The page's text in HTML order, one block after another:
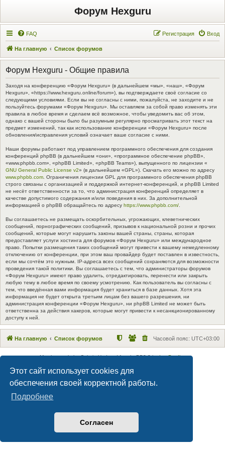
Этот сайт использует cookies для
обеспечения своей корректной работы.
Подробнее
Согласен
Форум Hexguru
FAQ Вход
Регистрация
На главную Список форумов
Форум Hexguru - Общие правила
Заходя на конференцию «Форум Hexguru» (в дальнейшем «мы», «наш», «Форум
Hexguru», «https://www.hexguru.online/forum»), вы подтверждаете своё согласие со
следующими условиями. Если вы не согласны с ними, пожалуйста, не заходите и не
пользуйтесь форумами «Форум Hexguru». Мы оставляем за собой право изменять эти
правила в любое время и сделаем всё возможное, чтобы уведомить вас об этом,
однако с вашей стороны было бы разумным регулярно просматривать этот текст на
предмет изменений, так как использование конференции «Форум Hexguru» после
обновления/исправления условий означает ваше согласие с ними.
Наши форумы работают под управлением программного обеспечения для создания
конференций phpBB (в дальнейшем «они», «программное обеспечение phpBB»,
«www.phpbb.com», «phpBB Limited», «phpBB Teams»), выпущенного по лицензии «
GNU General Public License v2» (в дальнейшем «GPL»). Скачать его можно по адресу
www.phpbb.com . Ограничения лицензии GPL для программного обеспечения phpBB
строго связаны с организацией и поддержкой интернет-конференций, и phpBB Limited
не несёт ответственности за то, что администрация конференций определяет в
качестве допустимого содержания и/или поведения в них. За дополнительной
информацией о phpBB обращайтесь по адресу https://www.phpbb.com/
Вы соглашаетесь не размещать оскорбительных, угрожающих, клеветнических
сообщений, порнографических сообщений, призывов к национальной розни и прочих
сообщений, которые могут нарушить законы вашей страны, страны, которая
предоставляет услуги хостинга для форумов «Форум Hexguru» или международное
право. Попытки размещения таких сообщений могут привести к вашему немедленному
отключению от конференции, при этом ваш провайдер будет поставлен в известность,
если мы сочтём это нужным. IP-адреса всех сообщений сохраняются для возможности
проведения такой политики. Вы соглашаетесь с тем, что администраторы форумов
«Форум Hexguru» имеют право удалить, отредактировать, перенести или закрыть
любую тему в любое время по своему усмотрению. Как пользователь вы согласны с
тем, что введённая вами информация будет храниться в базе данных. Хотя эта
информация не будет открыта третьим лицам без вашего разрешения, ни
администрация конференции «Форум Hexguru», ни phpBB Limited не может быть
ответственна за действия хакеров, которые могут привести к несанкционированному
доступу к ней.
На главную Список форумов Часовой пояс: UTC+03:00
Maxthon style by Culprit. Updated for phpBB3.2 byIan Bradley
Русская поддержка phpBB
Конфиденциальность
|Правила